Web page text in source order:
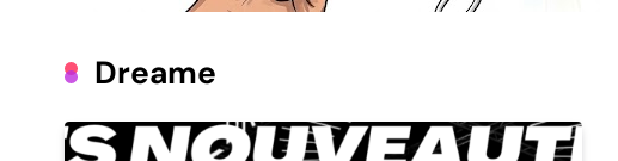
Dreame